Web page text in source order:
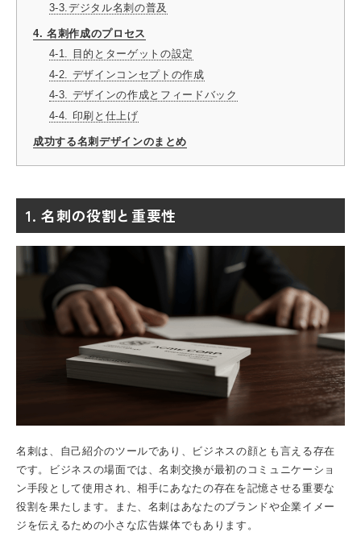
3-3.デジタル名刺の普及
4. 名刺作成のプロセス
4-1. 目的とターゲットの設定
4-2. デザインコンセプトの作成
4-3. デザインの作成とフィードバック
4-4. 印刷と仕上げ
成功する名刺デザインのまとめ
1. 名刺の役割と重要性
名刺は、自己紹介のツールであり、ビジネスの顔とも言える存在
です。ビジネスの場面では、名刺交換が最初のコミュニケーショ
ン手段として使用され、相手にあなたの存在を記憶させる重要な
役割を果たします。また、名刺はあなたのブランドや企業イメー
ジを伝えるための小さな広告媒体でもあります。